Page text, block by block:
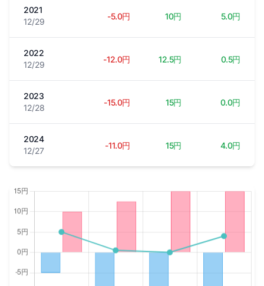
2021
12/29
-5.0円 10円 5.0円
2022
12/29
-12.0円 12.5円 0.5円
2023
12/28
-15.0円 15円 0.0円
2024
12/27
-11.0円 15円 4.0円